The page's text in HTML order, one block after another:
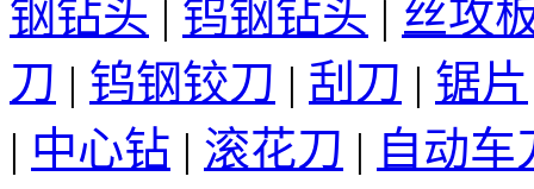
钢钻头 | 钨钢钻头 | 丝攻
刀 | 钨钢铰刀 | 刮刀 | 锯片
| 中心钻 | 滚花刀 | 自动车